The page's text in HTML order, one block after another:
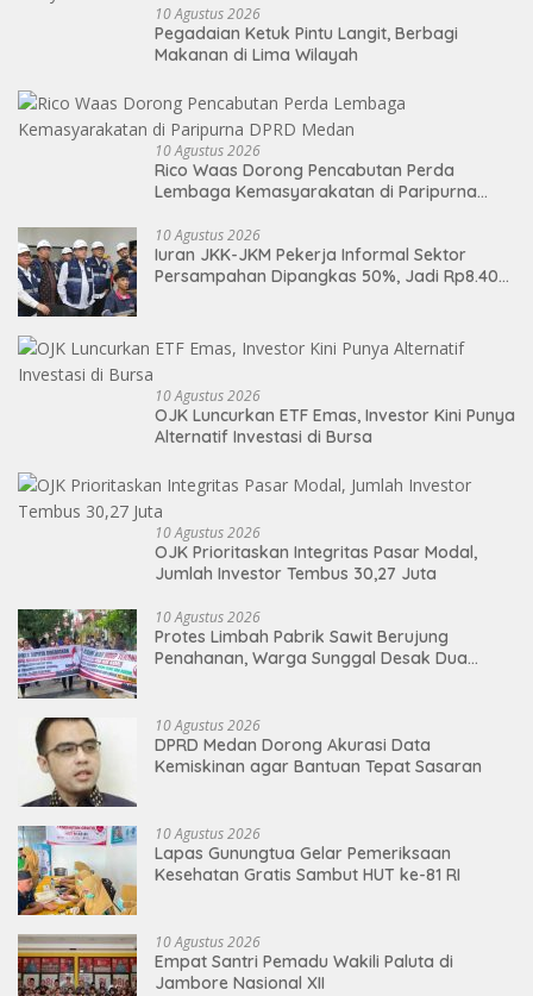
10 Agustus 2026
Pegadaian Ketuk Pintu Langit, Berbagi
Makanan di Lima Wilayah
10 Agustus 2026
Rico Waas Dorong Pencabutan Perda
Lembaga Kemasyarakatan di Paripurna
10 Agustus 2026
Iuran JKK-JKM Pekerja Informal Sektor
Persampahan Dipangkas 50%, Jadi Rp8.400
10 Agustus 2026
OJK Luncurkan ETF Emas, Investor Kini Punya
Alternatif Investasi di Bursa
10 Agustus 2026
OJK Prioritaskan Integritas Pasar Modal,
Jumlah Investor Tembus 30,27 Juta
10 Agustus 2026
Protes Limbah Pabrik Sawit Berujung
Penahanan, Warga Sunggal Desak Dua
10 Agustus 2026
DPRD Medan Dorong Akurasi Data
Kemiskinan agar Bantuan Tepat Sasaran
10 Agustus 2026
Lapas Gunungtua Gelar Pemeriksaan
Kesehatan Gratis Sambut HUT ke-81 RI
10 Agustus 2026
Empat Santri Pemadu Wakili Paluta di
Jambore Nasional XII